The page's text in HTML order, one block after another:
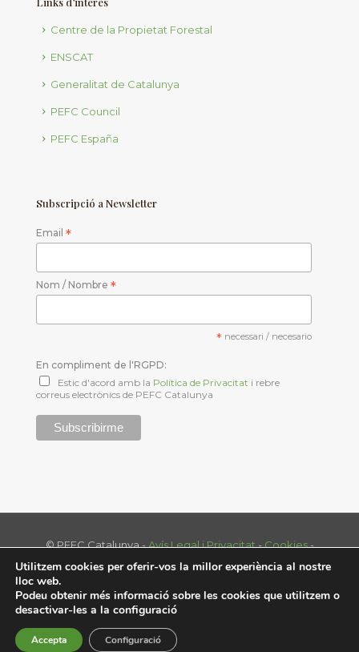
Centre de la Propietat Forestal
ENSCAT
Generalitat de Catalunya
PEFC Council
PEFC España
Subscripció a Newsletter
Email *
Nom / Nombre *
*necessari / necesario
En compliment de l'RGPD:
Estic d'acord amb la Política de Privacitat i rebre
correus electrònics de PEFC Catalunya
© PEFC Catalunya -Avís Legal i Privacitat-Cookies-
Tel. 93 574 70 39 - info@pefc.cat
Disenny web:
nextep.es
Utilitzem cookies per oferir-vos la millor experiència al nostre
lloc web.
Podeu obtenir més informació sobre les cookies que utilitzem o
desactivar-les a la configuració
Accepta Configuració